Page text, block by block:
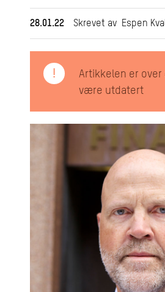
28.01.22 Skrevet av Espen
!
Artikkelen er
være utdatert